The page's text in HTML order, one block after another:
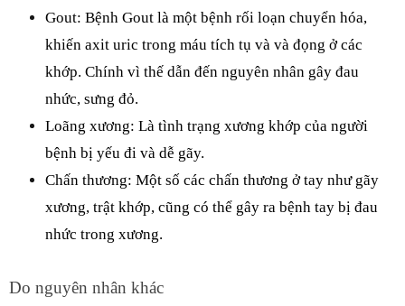
Gout: Bệnh Gout là một bệnh rối loạn chuyển hóa,
khiến axit uric trong máu tích tụ và và đọng ở các
khớp. Chính vì thế dẫn đến nguyên nhân gây đau
nhức, sưng đỏ.
Loãng xương: Là tình trạng xương khớp của người
bệnh bị yếu đi và dễ gãy.
Chấn thương: Một số các chấn thương ở tay như gãy
xương, trật khớp, cũng có thể gây ra bệnh tay bị đau
nhức trong xương.
Do nguyên nhân khác